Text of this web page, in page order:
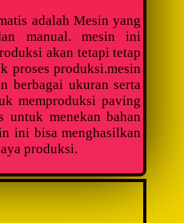
adalah Mesin yang
manual. mesin ini
akan tetapi tetap
proses produksi.mesin
berbagai ukuran serta
memproduksi paving
untuk menekan bahan
ini bisa menghasilkan
produksi.